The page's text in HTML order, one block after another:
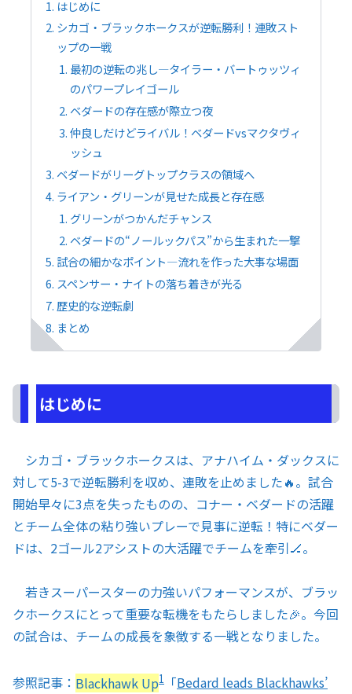
はじめに
シカゴ・ブラックホークスが逆転勝利！連敗スト
ップの一戦
最初の逆転の兆し—タイラー・バートゥッツィ
のパワープレイゴール
ベダードの存在感が際立つ夜
仲良しだけどライバル！ベダードvsマクタヴィ
ッシュ
ベダードがリーグトップクラスの領域へ
ライアン・グリーンが見せた成長と存在感
グリーンがつかんだチャンス
ベダードの“ノールックパス”から生まれた一撃
試合の細かなポイント—流れを作った大事な場面
スペンサー・ナイトの落ち着きが光る
歴史的な逆転劇
まとめ
はじめに
シカゴ・ブラックホークスは、アナハイム・ダックスに
対して5-3で逆転勝利を収め、連敗を止めました🔥。試合
開始早々に3点を失ったものの、コナー・ベダードの活躍
とチーム全体の粘り強いプレーで見事に逆転！特にベダー
ドは、2ゴール2アシストの大活躍でチームを牽引🏒。
若きスーパースターの力強いパフォーマンスが、ブラッ
クホークスにとって重要な転機をもたらしました🎉。今回
の試合は、チームの成長を象徴する一戦となりました。
参照記事： Blackhawk Up1 「Bedard leads Blackhawks’